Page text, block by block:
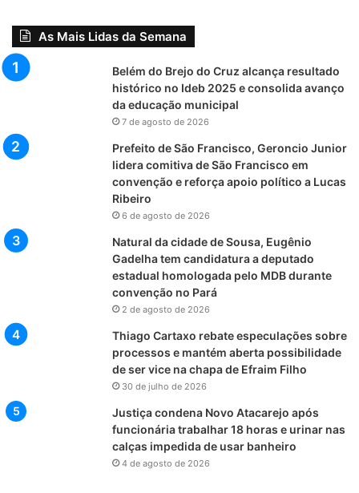
As Mais Lidas da Semana
Belém do Brejo do Cruz alcança resultado
histórico no Ideb 2025 e consolida avanço
da educação municipal
7 de agosto de 2026
Prefeito de São Francisco, Geroncio Junior
lidera comitiva de São Francisco em
convenção e reforça apoio político a Lucas
Ribeiro
6 de agosto de 2026
Natural da cidade de Sousa, Eugênio
Gadelha tem candidatura a deputado
estadual homologada pelo MDB durante
convenção no Pará
2 de agosto de 2026
Thiago Cartaxo rebate especulações sobre
processos e mantém aberta possibilidade
de ser vice na chapa de Efraim Filho
30 de julho de 2026
Justiça condena Novo Atacarejo após
funcionária trabalhar 18 horas e urinar nas
calças impedida de usar banheiro
4 de agosto de 2026